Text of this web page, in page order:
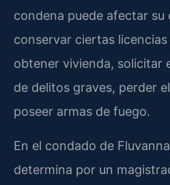
condena puede afectar su
conservar ciertas
obtener vivienda, solicitar
de delitos graves, perder
poseer armas de fuego.
En el condado de
determina por un